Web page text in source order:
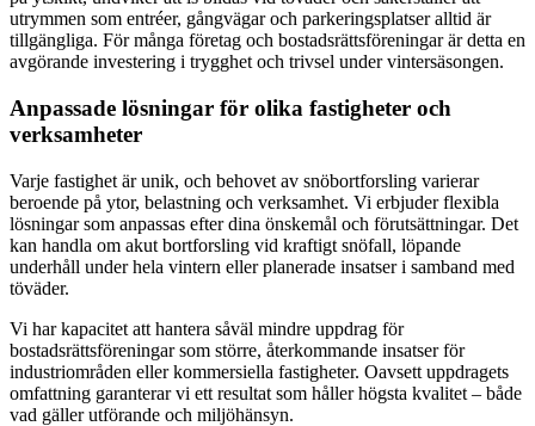
utrymmen som entréer, gångvägar och parkeringsplatser alltid är
tillgängliga. För många företag och bostadsrättsföreningar är detta en
avgörande investering i trygghet och trivsel under vintersäsongen.
Anpassade lösningar för olika fastigheter och
verksamheter
Varje fastighet är unik, och behovet av snöbortforsling varierar
beroende på ytor, belastning och verksamhet. Vi erbjuder flexibla
lösningar som anpassas efter dina önskemål och förutsättningar. Det
kan handla om akut bortforsling vid kraftigt snöfall, löpande
underhåll under hela vintern eller planerade insatser i samband med
töväder.
Vi har kapacitet att hantera såväl mindre uppdrag för
bostadsrättsföreningar som större, återkommande insatser för
industriområden eller kommersiella fastigheter. Oavsett uppdragets
omfattning garanterar vi ett resultat som håller högsta kvalitet – både
vad gäller utförande och miljöhänsyn.